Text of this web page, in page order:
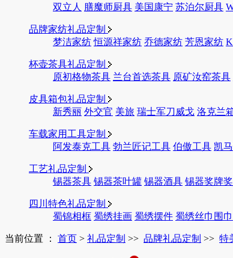
双立人 膳魔师厨具 美国康宁 苏泊尔厨具
品牌家纺礼品定制
梦洁家纺 恒源祥家纺 乔德家纺 芳恩家纺
杯壶茶具礼品定制
原初格物茶具 兰台首选茶具 原矿汝窑茶具
皮具箱包礼品定制
新秀丽 外交官 美旅 瑞士军刀威戈 洛克兰
车载家用工具定制
阿发泰克工具 勃兰匠记工具 伯傲工具 凯
工艺礼品定制
锡器茶具 锡器茶叶罐 锡器酒具 锡器奖牌
四川特色礼品定制
蜀锦相框 蜀绣挂画 蜀绣摆件 蜀绣丝巾围巾
当前位置 ： 首页 > 礼品定制 >> 品牌礼品定制 >> 特